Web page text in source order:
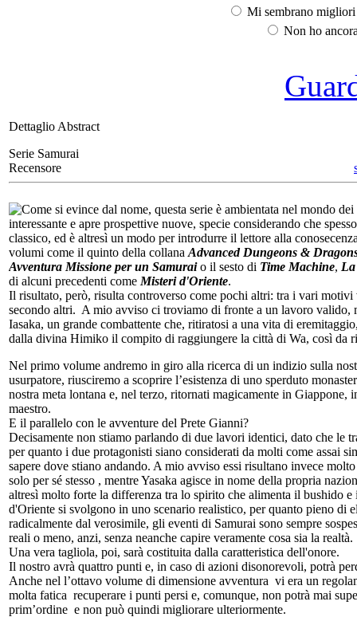
Mi sembrano
Non ho
Dettaglio Abstract
Serie Samurai
Recensore
Come si evince dal nome, questa serie è ambientata nel mondo
interessante e apre prospettive nuove, specie considerando che
classico, ed è altresì un modo per introdurre il lettore alla
volumi come il quinto della collana Advanced Dungeons &
Avventura Missione per un Samuraio il sesto di Time Machine,
di alcuni precedenti come Misteri d'Oriente.
Il risultato, però, risulta controverso come pochi altri: tra i vari
secondo altri. A mio avviso ci troviamo di fronte a un lavoro valido,
Iasaka, un grande combattente che, ritiratosi a una vita di
dalla divina Himiko il compito di raggiungere la città di Wa, così da
Nel primo volume andremo in giro alla ricerca di un indizio sulla
usurpatore, riusciremo a scoprire l’esistenza di uno sperduto
nostra meta lontana e, nel terzo, ritornati magicamente in
maestro.
E il parallelo con le avventure del Prete Gianni?
Decisamente non stiamo parlando di due lavori identici, dato che le
per quanto i due protagonisti siano considerati da molti come assai
sapere dove stiano andando. A mio avviso essi risultano invece
solo per sé stesso , mentre Yasaka agisce in nome della propria
altresì molto forte la differenza tra lo spirito che alimenta il bushido
d'Oriente si svolgono in uno scenario realistico, per quanto pieno di
radicalmente dal verosimile, gli eventi di Samurai sono sempre
reali o meno, anzi, senza neanche capire veramente cosa sia la realtà.
Una vera tagliola, poi, sarà costituita dalla caratteristica dell'onore.
Il nostro avrà quattro punti e, in caso di azioni disonorevoli, potrà
Anche nel l’ottavo volume di dimensione avventura vi era un
molta fatica recuperare i punti persi e, comunque, non potrà mai
prim’ordine e non può quindi migliorare ulteriormente.